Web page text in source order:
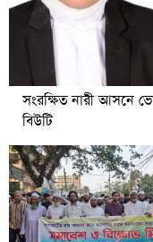
সংরক্ষিত নারী আসনে
বিউটি